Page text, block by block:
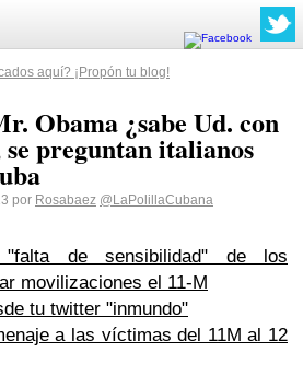
aquí? ¡Propón tu blog!
Obama ¿sabe Ud. con
preguntan italianos
por Rosabaez @LaPolillaCubana
de sensibilidad" de los
movilizaciones el 11-M
tu twitter "inmundo"
a las víctimas del 11M al 12